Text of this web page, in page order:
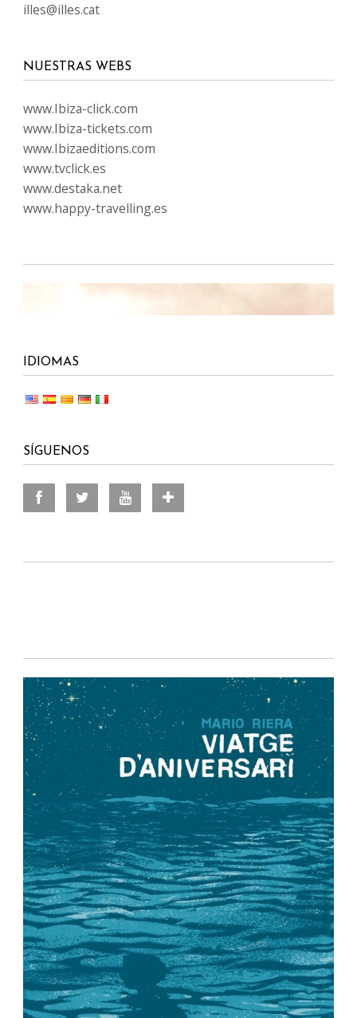
illes@illes.cat
NUESTRAS WEBS
www.Ibiza-click.com
www.Ibiza-tickets.com
www.Ibizaeditions.com
www.tvclick.es
www.destaka.net
www.happy-travelling.es
IDIOMAS
SÍGUENOS